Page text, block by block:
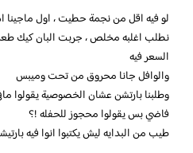
نطلب اغلبه مخلص ، جربت البان كيك
السعر فيه
والوافل جانا محروق من تحت وميبس
وطلبنا بارتشن عشان الخصوصية يقولوا
فاضي بس يقولوا محجوز للحفله !؟
طيب من البدايه ليش يكتبوا انوا فيه